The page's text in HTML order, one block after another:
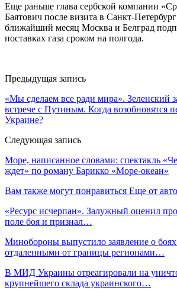
Еще раньше глава сербской компании
Баятович после визита в Санкт-
ближайший месяц Москва и Белград
поставках газа сроком на полгода.
Предыдущая запись
«Мы сделаем все ради мира». Зеленский
встрече с Путиным. Когда возобновятся
Украине?
Следующая запись
Море, написанное словами: спектакль
ждет» по роману Барикко «Море-океан»
Вам также могут понравиться Еще от
«Ресурс исчерпан». Залужный оценил
поле боя и признал…
Минобороны выпустило заявление о
отдаленными от границы регионами…
В МИД Украины отреагировали на
крупнейшего склада украинского…